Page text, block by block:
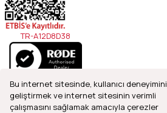
Bu internet sitesinde, kullanıcı deneyimini
geliştirmek ve internet sitesinin verimli
çalışmasını sağlamak amacıyla çerezler
TR-A12D8D38